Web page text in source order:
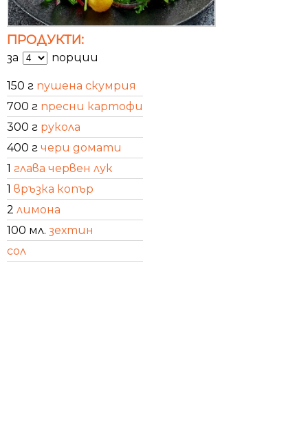
ПРОДУКТИ:
за порции
150 г пушена скумрия
700 г пресни картофи
300 г рукола
400 г чери домати
1 глава червен лук
1 връзка копър
2 лимона
100 мл. зехтин
сол